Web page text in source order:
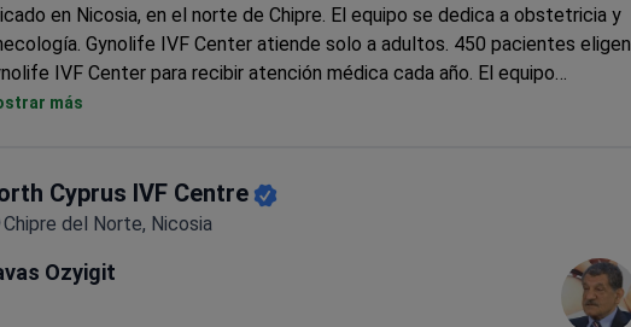
en Nicosia, en el norte de Chipre. El equipo se dedica a obstetricia y
Gynolife IVF Center atiende solo a adultos. 450 pacientes eligen
IVF Center para recibir atención médica cada año. El equipo
entre 350 y 400 ciclos con una tasa de éxito del 79 % de
más
Cyprus IVF Centre
Chipre del Norte, Nicosia
Ozyigit